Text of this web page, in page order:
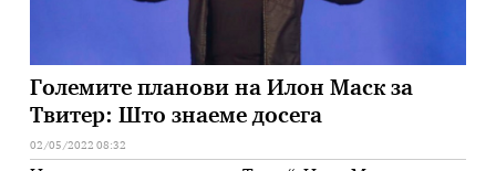
Големите планови на Илон Маск за
Твитер: Што знаеме досега
02/05/2022 08:32